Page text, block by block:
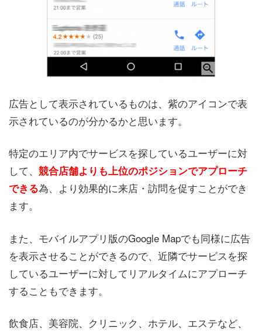
広告として表示されているものは、紫のアイコンで表
示されているのが分かるかと思います。
特定のエリア内でサービスを探しているユーザーに対
して、 競合店舗よりも上位のポジションでアプローチ
できる為、より効果的に来店・訪問を促すことができ
ます。
また、モバイルアプリ版のGoogle Mapでも同様に広告
を表示させることができるので、近隣でサービスを探
しているユーザーに対してリアルタイムにアプローチ
することもできます。
飲食店、美容院、クリニック、ホテル、エステなど、